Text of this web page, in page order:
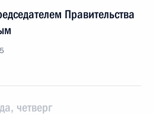
Правительства
четверг